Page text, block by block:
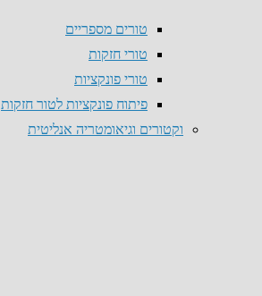
טורים מספריים
טורי חזקות
טורי פונקציות
פיתוח פונקציות לטור חזקות
וקטורים וגיאומטריה אנליטית